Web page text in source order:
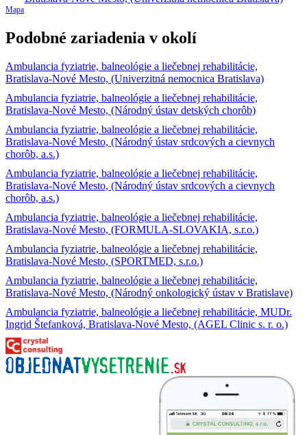
Mapa
Podobné zariadenia v okolí
Ambulancia fyziatrie, balneológie a liečebnej rehabilitácie,
Bratislava-Nové Mesto, (Univerzitná nemocnica Bratislava)
Ambulancia fyziatrie, balneológie a liečebnej rehabilitácie,
Bratislava-Nové Mesto, (Národný ústav detských chorôb)
Ambulancia fyziatrie, balneológie a liečebnej rehabilitácie,
Bratislava-Nové Mesto, (Národný ústav srdcových a cievnych
chorôb, a.s.)
Ambulancia fyziatrie, balneológie a liečebnej rehabilitácie,
Bratislava-Nové Mesto, (Národný ústav srdcových a cievnych
chorôb, a.s.)
Ambulancia fyziatrie, balneológie a liečebnej rehabilitácie,
Bratislava-Nové Mesto, (FORMULA-SLOVAKIA, s.r.o.)
Ambulancia fyziatrie, balneológie a liečebnej rehabilitácie,
Bratislava-Nové Mesto, (SPORTMED, s.r.o.)
Ambulancia fyziatrie, balneológie a liečebnej rehabilitácie,
Bratislava-Nové Mesto, (Národný onkologický ústav v Bratislave)
Ambulancia fyziatrie, balneológie a liečebnej rehabilitácie, MUDr.
Ingrid Štefanková, Bratislava-Nové Mesto, (AGEL Clinic s. r. o.)